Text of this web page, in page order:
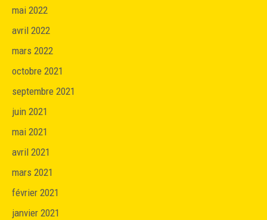
mai 2022
avril 2022
mars 2022
octobre 2021
septembre 2021
juin 2021
mai 2021
avril 2021
mars 2021
février 2021
janvier 2021